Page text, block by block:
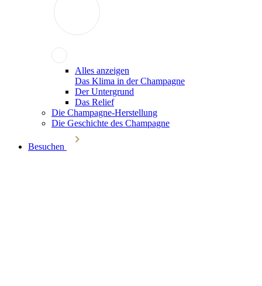
Alles anzeigen
Das Klima in der Champagne
Der Untergrund
Das Relief
Die Champagne-Herstellung
Die Geschichte des Champagne
Besuchen